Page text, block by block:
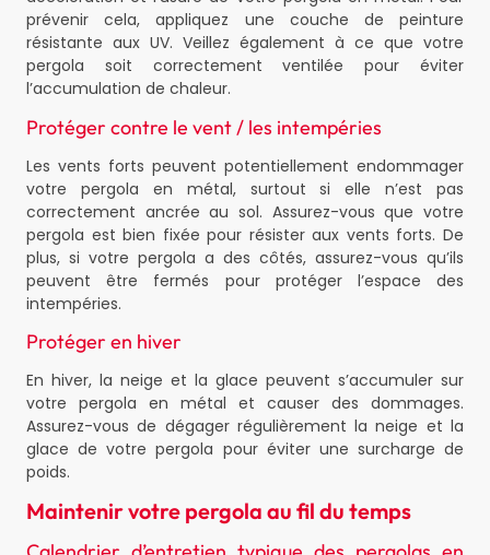
prévenir cela, appliquez une couche de peinture
résistante aux UV. Veillez également à ce que votre
pergola soit correctement ventilée pour éviter
l’accumulation de chaleur.
Protéger contre le vent / les intempéries
Les vents forts peuvent potentiellement endommager
votre pergola en métal, surtout si elle n’est pas
correctement ancrée au sol. Assurez-vous que votre
pergola est bien fixée pour résister aux vents forts. De
plus, si votre pergola a des côtés, assurez-vous qu’ils
peuvent être fermés pour protéger l’espace des
intempéries.
Protéger en hiver
En hiver, la neige et la glace peuvent s’accumuler sur
votre pergola en métal et causer des dommages.
Assurez-vous de dégager régulièrement la neige et la
glace de votre pergola pour éviter une surcharge de
poids.
Maintenir votre pergola au fil du temps